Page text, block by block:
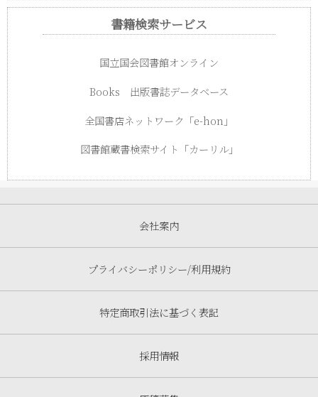
書籍検索サービス
国立国会図書館オンライン
Books 出版書誌データベース
全国書店ネットワーク「e-hon」
図書館蔵書検索サイト「カーリル」
会社案内
プライバシーポリシー/利用規約
特定商取引法に基づく表記
採用情報